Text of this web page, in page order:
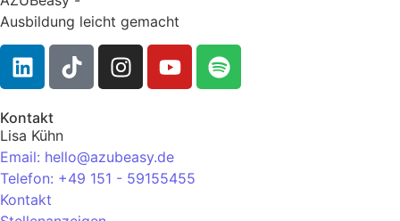
Ausbildung leicht gemacht
Kontakt
Lisa Kühn
Email: hello@azubeasy.de
Telefon: +49 151 - 59155455
Kontakt